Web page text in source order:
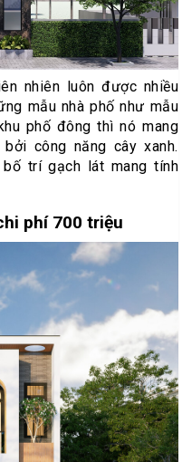
nhiên luôn được nhiều
mẫu nhà phố như mẫu
phố đông thì nó mang
công năng cây xanh.
trí gạch lát mang tính
phí 700 triệu